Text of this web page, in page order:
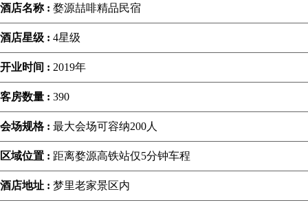
酒店名称 : 婺源喆啡精品民宿
酒店星级 : 4星级
开业时间 : 2019年
客房数量 : 390
会场规格 : 最大会场可容纳200人
区域位置 : 距离婺源高铁站仅5分钟车程
酒店地址 : 梦里老家景区内